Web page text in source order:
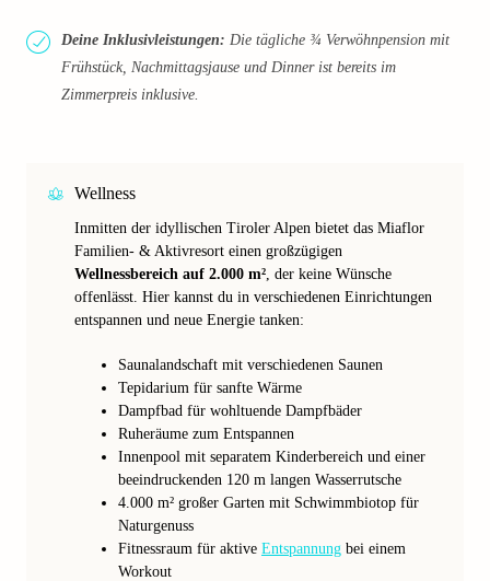
Deine Inklusivleistungen: Die tägliche ¾ Verwöhnpension mit
Frühstück, Nachmittagsjause und Dinner ist bereits im
Zimmerpreis inklusive.
Wellness
Inmitten der idyllischen Tiroler Alpen bietet das Miaflor
Familien- & Aktivresort einen großzügigen
Wellnessbereich auf 2.000 m², der keine Wünsche
offenlässt. Hier kannst du in verschiedenen Einrichtungen
entspannen und neue Energie tanken:
Saunalandschaft mit verschiedenen Saunen
Tepidarium für sanfte Wärme
Dampfbad für wohltuende Dampfbäder
Ruheräume zum Entspannen
Innenpool mit separatem Kinderbereich und einer
beeindruckenden 120 m langen Wasserrutsche
4.000 m² großer Garten mit Schwimmbiotop für
Naturgenuss
Fitnessraum für aktive Entspannung bei einem
Workout